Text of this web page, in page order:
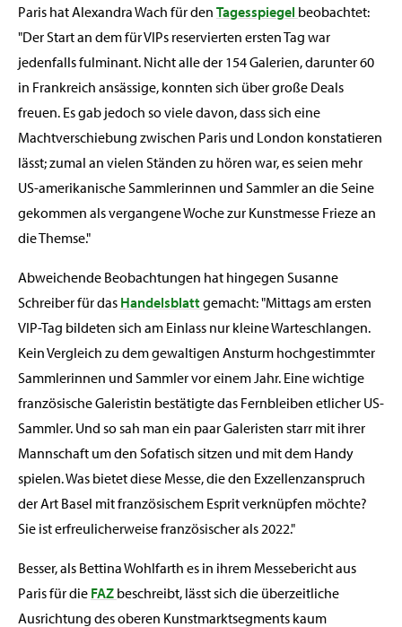
Paris hat Alexandra Wach für den Tagesspiegel beobachtet:
"Der Start an dem für VIPs reservierten ersten Tag war
jedenfalls fulminant. Nicht alle der 154 Galerien, darunter 60
in Frankreich ansässige, konnten sich über große Deals
freuen. Es gab jedoch so viele davon, dass sich eine
Machtverschiebung zwischen Paris und London konstatieren
lässt; zumal an vielen Ständen zu hören war, es seien mehr
US-amerikanische Sammlerinnen und Sammler an die Seine
gekommen als vergangene Woche zur Kunstmesse Frieze an
die Themse."
Abweichende Beobachtungen hat hingegen Susanne
Schreiber für das Handelsblattgemacht: "Mittags am ersten
VIP-Tag bildeten sich am Einlass nur kleine Warteschlangen.
Kein Vergleich zu dem gewaltigen Ansturm hochgestimmter
Sammlerinnen und Sammler vor einem Jahr. Eine wichtige
französische Galeristin bestätigte das Fernbleiben etlicher US-
Sammler. Und so sah man ein paar Galeristen starr mit ihrer
Mannschaft um den Sofatisch sitzen und mit dem Handy
spielen. Was bietet diese Messe, die den Exzellenzanspruch
der Art Basel mit französischem Esprit verknüpfen möchte?
Sie ist erfreulicherweise französischer als 2022."
Besser, als Bettina Wohlfarth es in ihrem Messebericht aus
Paris für die FAZ beschreibt, lässt sich die überzeitliche
Ausrichtung des oberen Kunstmarktsegments kaum